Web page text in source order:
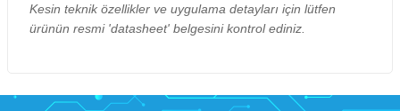
Kesin teknik özellikler ve uygulama detayları için lütfen
ürünün resmi 'datasheet' belgesini kontrol ediniz.